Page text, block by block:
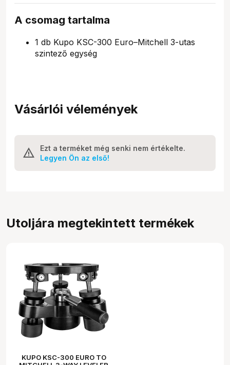
A csomag tartalma
1 db Kupo KSC-300 Euro–Mitchell 3-utas
szintező egység
Vásárlói vélemények
Ezt a terméket még senki nem értékelte.
Legyen Ön az első!
Utoljára megtekintett termékek
KUPO KSC-300 EURO TO